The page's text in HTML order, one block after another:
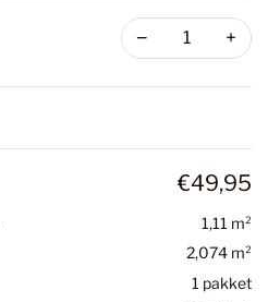
− +
€49,95
1,11 m²
2,074 m²
1 pakket